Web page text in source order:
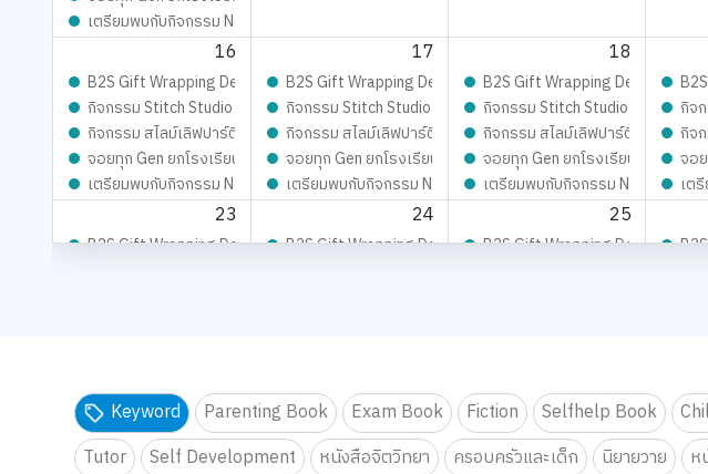
เตรียมพบกับกิจกรรม New Trainer Journey On Tour !!
16 17 18
B2S Gift Wrapping Design contest 2026 LIVE Playfull: ส่งมอบความสุข สนุกจอยทุกเจน
B2S Gift Wrapping Design contest 2026 LIVE Playfull: ส่งม
B2S Gift Wrapping Design
กิจกรรม Stitch Studio - เสกสรรผ้าผืนงาม ด้วยจักรเย็บผ้าคู่ใจกิจกรรม Stitch Studio - เสกสรรผ้าผืนงาม ด้วยจักรเย็บผ้าคู่ใจ
กิจกรรม Stitch Studio - เสกสรร
กิจ
กิจกรรม สไลม์เลิฟปาร์ตี้ ปั้นสนุกสุดมุ้งมิ้ง - Magical SLIME LOVE PARTY By Elmer’s
กิจกรรม สไลม์เลิฟปาร์ตี้ ปั้นสนุกสุดมุ้งมิ้ง - Magical SLIME LOVE
กิจกรรม สไลม์เลิฟปาร์ตี้ ปั้นสนุกสุด
กิจ
จอยทุก Gen ยกโรงเรียน
จอยทุก Gen ยกโรงเรียน จอยทุก Gen ยกโรงเรียน จอ
เตรียมพบกับกิจกรรม New Trainer Journey On Tour !!เตรียมพบกับกิจกรรม New Trainer Journey On Tour !!
เตรียมพบกับกิจกรรม New Trainer
เต
23 24 25
B2S Gift Wrapping Design contest 2026 LIVE Playfull: ส่งมอบความสุข สนุกจอยทุกเจน
B2S Gift Wrapping Design contest 2026 LIVE Playfull: ส่งม
B2S Gift Wrapping Design
กิจกรรม สไลม์เลิฟปาร์ตี้ ปั้นสนุกสุดมุ้งมิ้ง - Magical SLIME LOVE PARTY By Elmer’s
กิจกรรม สไลม์เลิฟปาร์ตี้ ปั้นสนุกสุดมุ้งมิ้ง - Magical SLIME LOVE
กิจกรรม สไลม์เลิฟปาร์ตี้ ปั้นสนุกสุด
กิจ
จอยทุก Gen ยกโรงเรียน
จอยทุก Gen ยกโรงเรียน เตรียมพบกับกิจกรรม New Trainer
เต
เตรียมพบกับกิจกรรม New Trainer Journey On Tour !!เตรียมพบกับกิจกรรม New Trainer Journey On Tour !!
Keyword Parenting Book Exam Book Fiction Selfhelp Book
Tutor
Self Development หนังสือจิตวิทยา ครอบครัวและเด็ก นิยายวาย ห